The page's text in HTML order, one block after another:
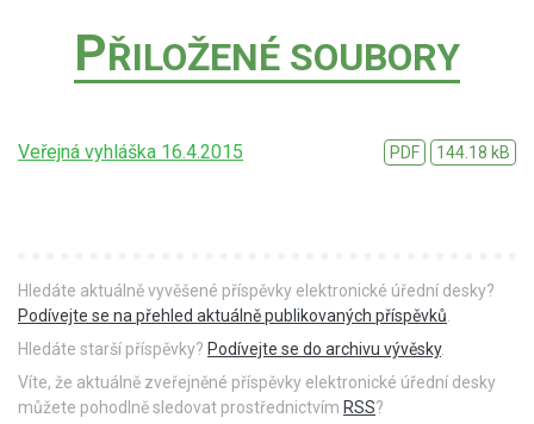
PŘILOŽENÉ SOUBORY
Veřejná vyhláška 16.4.2015 PDF 144.18 kB
Hledáte aktuálně vyvěšené příspěvky elektronické úřední desky?
Podívejte se na přehled aktuálně publikovaných příspěvků
Hledáte starší příspěvky? Podívejte se do archivu vývěsky.
Víte, že aktuálně zveřejněné příspěvky elektronické úřední desky
můžete pohodlně sledovat prostřednictvím RSS?